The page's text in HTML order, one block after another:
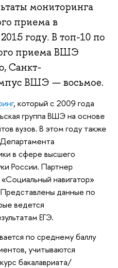
мониторинга
приема в
году. В топ-10 по
приема ВШЭ
Санкт-
ВШЭ — восьмое.
, который с 2009 года
группа ВШЭ на основе
вузов. В этом году также
в сфере высшего
России. Партнер
навигатор»
данные по
ведется
ЕГЭ.
по среднему баллу
учитываются
бакалавриата/